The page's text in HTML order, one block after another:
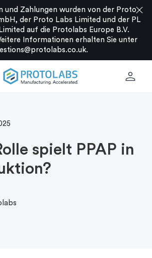
und Zahlungen wurden von der Proto
der Proto Labs Limited und der PL
auf die Protolabs Europe B.V.
Informationen erhalten Sie unter
.
close
person
spielt PPAP in